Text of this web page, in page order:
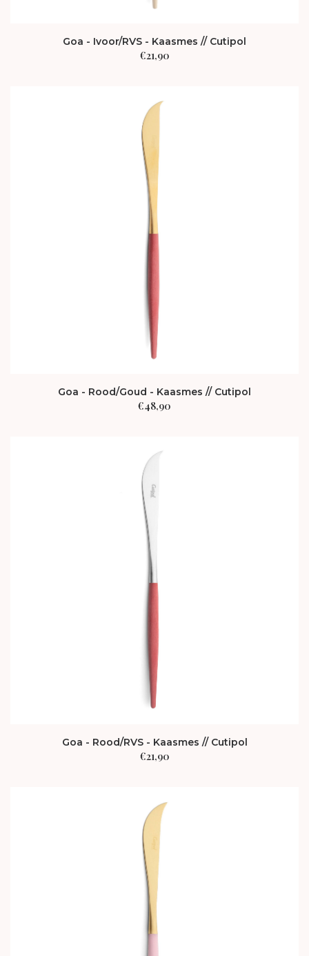
Goa - Ivoor/RVS - Kaasmes // Cutipol
€21,90
Goa - Rood/Goud - Kaasmes // Cutipol
€48,90
Goa - Rood/RVS - Kaasmes // Cutipol
€21,90